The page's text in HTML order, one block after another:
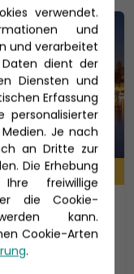
Inklusive
ab
2027
verwendet.
und
und verarbeitet
Daten dient der
Diensten und
Erfassung
personalisierter
Je nach
an Dritte zur
Die Erhebung
freiwillige
die Cookie-
kann.
Cookie-Arten
.